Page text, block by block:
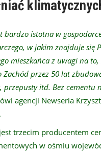
bardzo istotna w
w jakim znajduje się
mieszkańca z uwagi na
przez 50 lat
itd. Bez
agencji Newseria
jest trzecim producentem
w ośmiu